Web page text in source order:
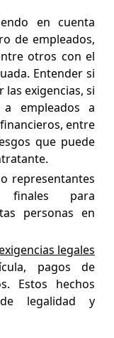
en cuenta
de empleados,
otros con el
Entender si
exigencias, si
empleados a
entre
que puede
representantes
finales para
personas en
legales
pagos de
Estos hechos
legalidad y